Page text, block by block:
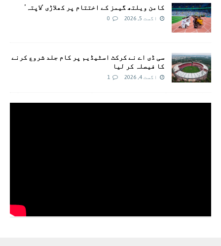
کامن ویلتھ گیمز کے اختتام پر کھلاڑی ‘لاپتہ’
اگست 5, 2026 0
سی ڈی اے نے کرکٹ اسٹیڈیم پر کام جلد شروع کرنے
کا فیصلہ کر لیا
اگست 4, 2026 1